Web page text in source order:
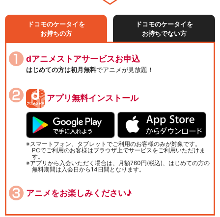
ドコモのケータイを
お持ちの方
ドコモのケータイを
お持ちでない方
dアニメストアサービスお申込
はじめての方は初月無料でアニメが見放題！
アプリ無料インストール
スマートフォン、タブレットでご利用のお客様のみが対象です。
PCでご利用のお客様はブラウザ上でサービスをご利用いただけま
す。
アプリから入会いただく場合は、月額760円(税込)、はじめての方の
無料期間は入会日から14日間となります。
アニメをお楽しみください♪